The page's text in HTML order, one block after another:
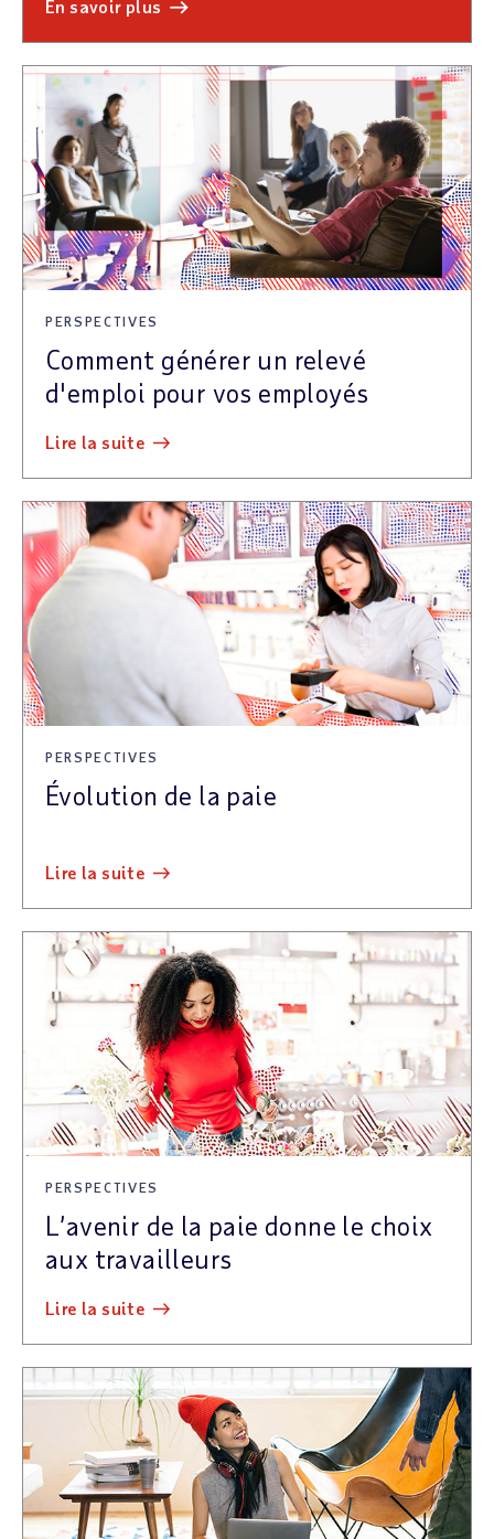
en savoir plus
PERSPECTIVES
Comment générer un relevé
d'emploi pour vos employés
lire la suite
PERSPECTIVES
Évolution de la paie
lire la suite
PERSPECTIVES
L’avenir de la paie donne le choix
aux travailleurs
lire la suite